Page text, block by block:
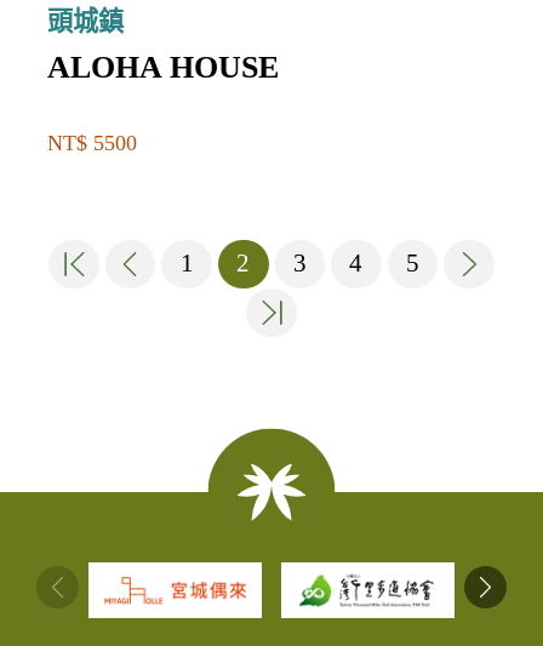
頭城鎮
ALOHA HOUSE
NT$ 5500
1 2 3 4 5